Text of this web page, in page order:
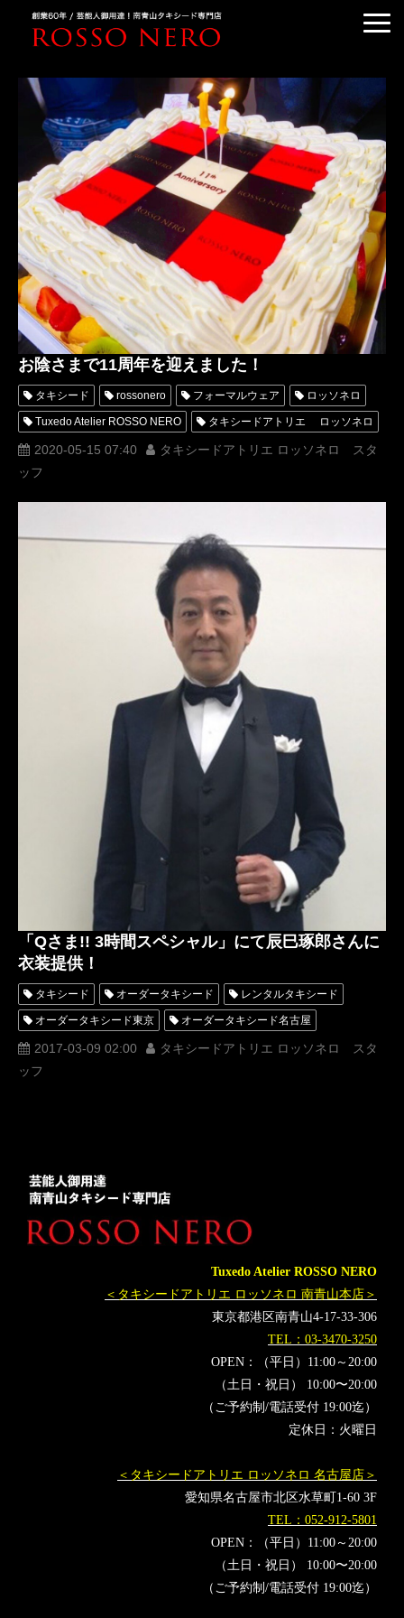
TUXEDO RENTAL
TUXEDO RANKING
KIMONO DRESS
CUSTOMER'S VOICE
COLUMN &BLOG
ABOUT US
ACCESS
お陰さまで11周年を迎えました！
タキシード rossonero フォーマルウェア ロッソネロ
Tuxedo Atelier ROSSO NERO タキシードアトリエ ロッソネロ
オーダータキシード 東京 オーダータキシード 名古屋
オーダータキシード 大阪
11th Anniversary
2020-05-15 07:40
タキシードアトリエ ロッソネロ スタ
ッフ
「Qさま!! 3時間スペシャル」にて辰巳琢郎さんに
衣装提供！
タキシード オーダータキシード レンタルタキシード
オーダータキシード東京 オーダータキシード名古屋
タキシード 東京 タキシードアトリエ ロッソネロ
タキシード 大阪
2017-03-09 02:00
タキシードアトリエ ロッソネロ スタ
ッフ
Tuxedo Atelier ROSSO NERO
＜タキシードアトリエ ロッソネロ 南青山本店＞
東京都港区南青山4-17-33-306
TEL：03-3470-3250
OPEN：（平日）11:00～20:00
（土日・祝日） 10:00〜20:00
（ご予約制/電話受付 19:00迄）
定休日：火曜日
＜タキシードアトリエ ロッソネロ 名古屋店＞
愛知県名古屋市北区水草町1-60 3F
TEL：052-912-5801
OPEN：（平日）11:00～20:00
（土日・祝日） 10:00〜20:00
（ご予約制/電話受付 19:00迄）